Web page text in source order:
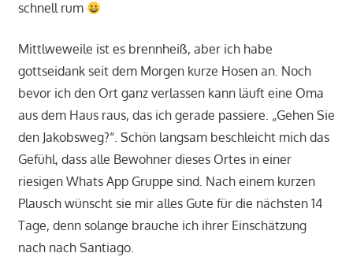
schnell rum
Mittlweweile ist es brennheiß, aber ich habe
gottseidank seit dem Morgen kurze Hosen an. Noch
bevor ich den Ort ganz verlassen kann läuft eine Oma
aus dem Haus raus, das ich gerade passiere. „Gehen Sie
den Jakobsweg?“. Schön langsam beschleicht mich das
Gefühl, dass alle Bewohner dieses Ortes in einer
riesigen Whats App Gruppe sind. Nach einem kurzen
Plausch wünscht sie mir alles Gute für die nächsten 14
Tage, denn solange brauche ich ihrer Einschätzung
nach nach Santiago.